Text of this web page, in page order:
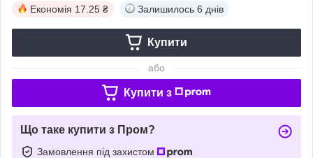
Економія 17.25 ₴ Залишилось 6 днів
Купити
або
Купити з
Що таке купити з Пром?
Замовлення під захистом